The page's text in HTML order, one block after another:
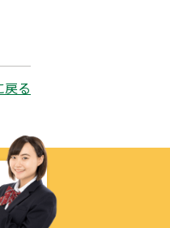
る